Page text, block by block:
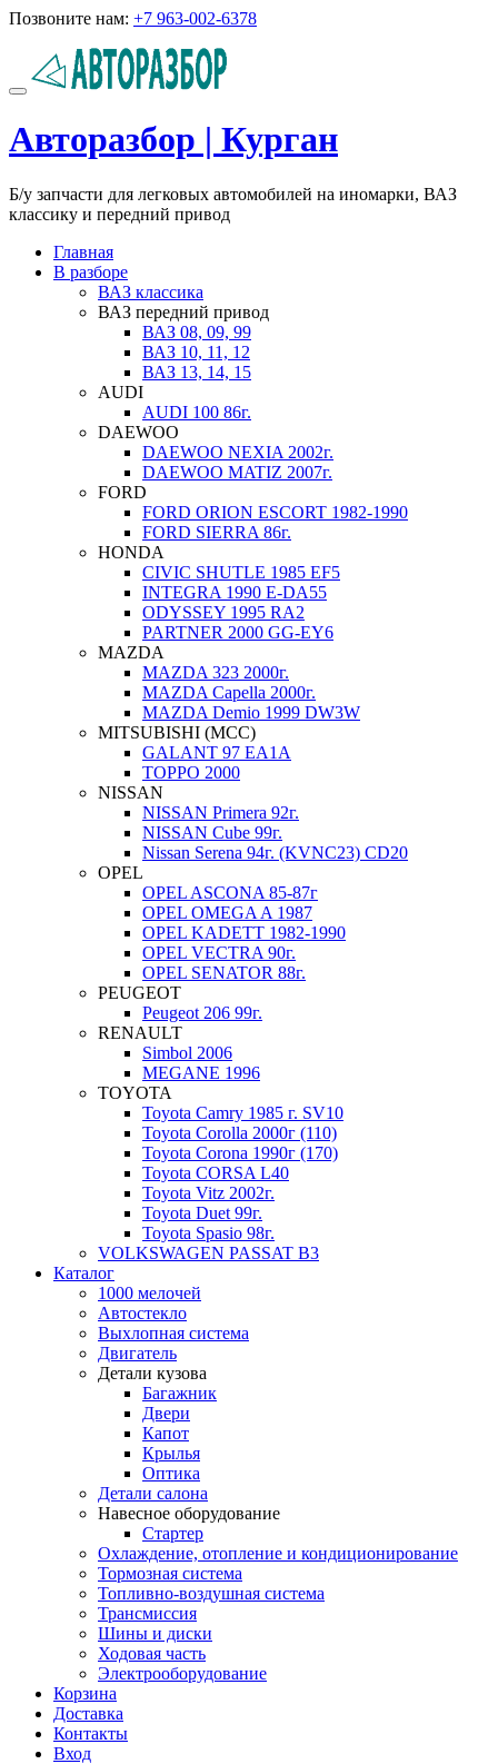
Перейти
содержимому
Позвоните нам: +7 963-002-6378
Показать/
навигацию
Авторазбор | Курган
Б/у запчасти для легковых автомобилей на иномарки, ВАЗ
классику и передний привод
Главная
В разборе
ВАЗ классика
ВАЗ передний привод
ВАЗ 08, 09, 99
ВАЗ 10, 11, 12
ВАЗ 13, 14, 15
AUDI
AUDI 100 86г.
DAEWOO
DAEWOO NEXIA 2002г.
DAEWOO MATIZ 2007г.
FORD
FORD ORION ESCORT 1982-1990
FORD SIERRA 86г.
HONDA
CIVIC SHUTLE 1985 EF5
INTEGRA 1990 E-DA55
ODYSSEY 1995 RA2
PARTNER 2000 GG-EY6
MAZDA
MAZDA 323 2000г.
MAZDA Capella 2000г.
MAZDA Demio 1999 DW3W
MITSUBISHI (MCC)
GALANT 97 EA1A
TOPPO 2000
NISSAN
NISSAN Primera 92г.
NISSAN Cube 99г.
Nissan Serena 94г. (KVNC23) CD20
OPEL
OPEL ASCONA 85-87г
OPEL OMEGA A 1987
OPEL KADETT 1982-1990
OPEL VECTRA 90г.
OPEL SENATOR 88г.
PEUGEOT
Peugeot 206 99г.
RENAULT
Simbol 2006
MEGANE 1996
TOYOTA
Toyota Camry 1985 г. SV10
Toyota Corolla 2000г (110)
Toyota Corona 1990г (170)
Toyota CORSA L40
Toyota Vitz 2002г.
Toyota Duet 99г.
Toyota Spasio 98г.
VOLKSWAGEN PASSAT B3
Каталог
1000 мелочей
Автостекло
Выхлопная система
Двигатель
Детали кузова
Багажник
Двери
Капот
Крылья
Оптика
Детали салона
Навесное оборудование
Стартер
Охлаждение, отопление и кондиционирование
Тормозная система
Топливно-воздушная система
Трансмиссия
Шины и диски
Ходовая часть
Электрооборудование
Корзина
Доставка
Контакты
Вход